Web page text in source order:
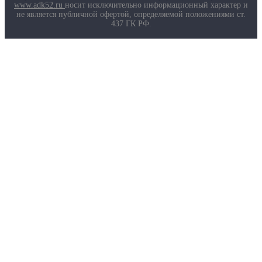
Маркировка противогазов
Основные ТР ТС, ГОСТ и ТУ
www.adk52.ru носит исключительно информационный характер и
не является публичной офертой, определяемой положениями ст.
437 ГК РФ.